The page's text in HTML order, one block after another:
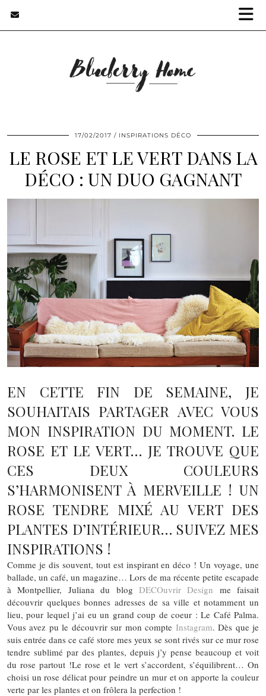
17/02/2017 INSPIRATIONS DÉCO
LE ROSE ET LE VERT DANS LA
DÉCO : UN DUO GAGNANT
EN CETTE FIN DE SEMAINE, JE
SOUHAITAIS PARTAGER AVEC VOUS
MON INSPIRATION DU MOMENT. LE
ROSE ET LE VERT… JE TROUVE QUE
CES DEUX COULEURS
S’HARMONISENT À MERVEILLE ! UN
ROSE TENDRE MIXÉ AU VERT DES
PLANTES D’INTÉRIEUR… SUIVEZ MES
INSPIRATIONS !
Comme je dis souvent, tout est inspirant en déco ! Un voyage, une
ballade, un café, un magazine… Lors de ma récente petite escapade
à Montpellier, Juliana du blog DECOuvrir Design me faisait
découvrir quelques bonnes adresses de sa ville et notamment un
lieu, pour lequel j’ai eu un grand coup de coeur : Le Café Palma.
Vous avez pu le découvrir sur mon compte Instagram. Dès que je
suis entrée dans ce café store mes yeux se sont rivés sur ce mur rose
tendre sublimé par des plantes, depuis j’y pense beaucoup et voit
du rose partout !Le rose et le vert s’accordent, s’équilibrent… On
choisi un rose délicat pour peindre un mur et on apporte la couleur
verte par les plantes et on frôlera la perfection !